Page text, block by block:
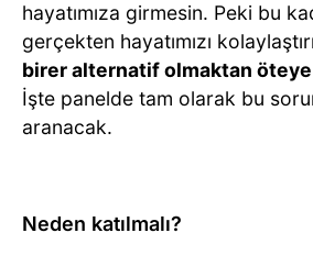
hayatımıza girmesin. Peki bu
gerçekten hayatımızı
birer alternatif olmaktan
İşte panelde tam olarak bu
aranacak.
Neden katılmalı?